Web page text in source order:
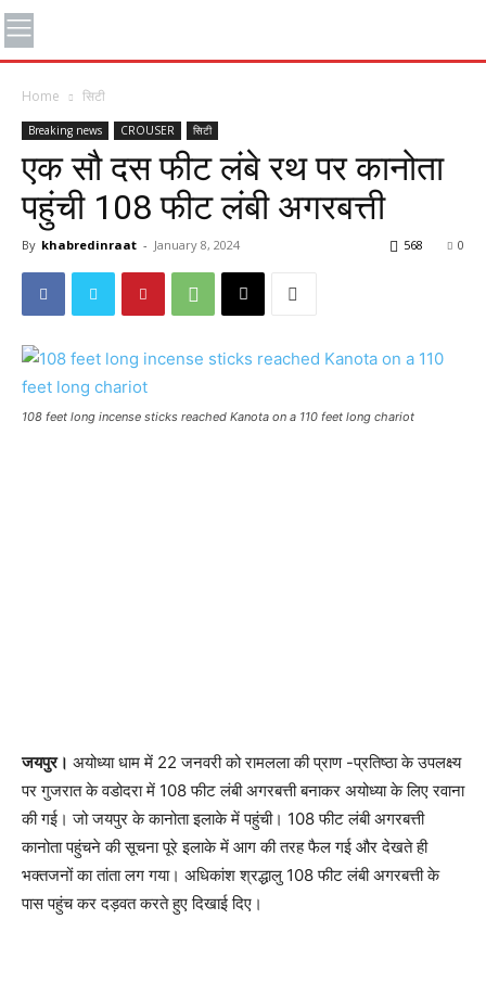
Home सिटी
Breaking news CROUSER सिटी
एक सौ दस फीट लंबे रथ पर कानोता
पहुंची 108 फीट लंबी अगरबत्ती
By khabredinraat - January 8, 2024 0
568
108 feet long incense sticks reached Kanota on a 110 feet long chariot
जयपुर। अयोध्या धाम में 22 जनवरी को रामलला की प्राण -प्रतिष्ठा के उपलक्ष्य
पर गुजरात के वडोदरा में 108 फीट लंबी अगरबत्ती बनाकर अयोध्या के लिए रवाना
की गई। जो जयपुर के कानोता इलाके में पहुंची। 108 फीट लंबी अगरबत्ती
कानोता पहुंचने की सूचना पूरे इलाके में आग की तरह फैल गई और देखते ही
भक्तजनों का तांता लग गया। अधिकांश श्रद्धालु 108 फीट लंबी अगरबत्ती के
पास पहुंच कर दड़वत करते हुए दिखाई दिए।